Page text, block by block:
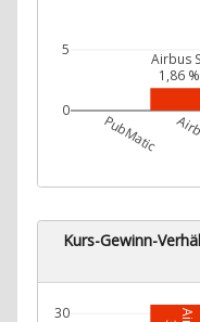
Airbus
1,86 %
PubMatic
0
5
Kurs-Gewinn-
30